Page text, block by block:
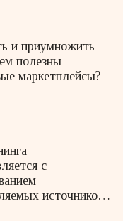
и приумножить
полезны
маркетплейсы?
с
источников